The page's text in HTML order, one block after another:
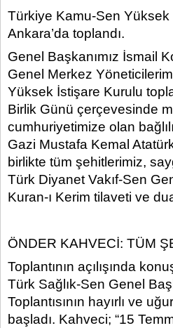
Türkiye Kamu-Sen Yüksek
Ankara’da toplandı.
Genel Başkanımız İsmail
Genel Merkez
Yüksek İstişare Kurulu
Birlik Günü çerçevesinde
cumhuriyetimize olan
Gazi Mustafa Kemal
birlikte tüm şehitlerimiz,
Türk Diyanet Vakıf-Sen
Kuran-ı Kerim tilaveti ve
ÖNDER KAHVECİ: TÜM
Toplantının açılışında
Türk Sağlık-Sen Genel
Toplantısının hayırlı ve
başladı. Kahveci; “15